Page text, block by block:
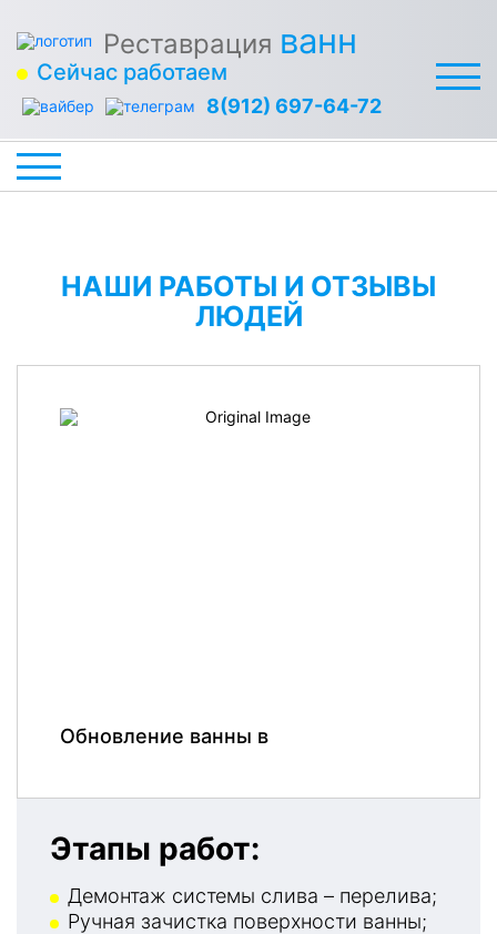
Реставрация ванн
Сейчас работаем
8(912) 697-64-72
НАШИ РАБОТЫ И ОТЗЫВЫ
ЛЮДЕЙ
Обновление ванны в
Этапы работ:
Демонтаж системы слива – перелива;
Ручная зачистка поверхности ванны;